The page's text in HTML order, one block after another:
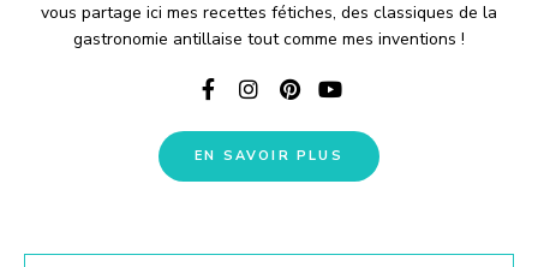
vous partage ici mes recettes fétiches, des classiques de la
gastronomie antillaise tout comme mes inventions !
EN SAVOIR PLUS